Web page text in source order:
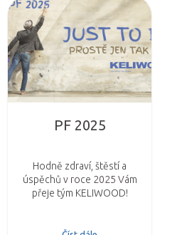
PF 2025
Hodně zdraví, štěstí a
úspěchů v roce 2025 Vám
přeje tým KELIWOOD!